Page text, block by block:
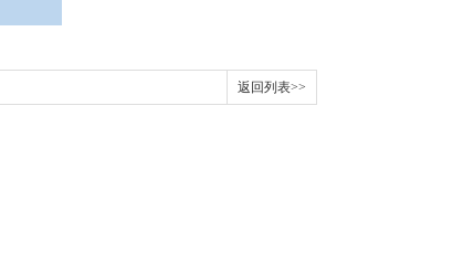
返回列表>>